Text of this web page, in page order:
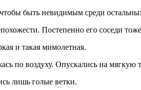
чтобы быть невидимым среди
Постепенно его соседи
и такая мимолетная.
по воздуху. Опускались на мягкую
лишь голые ветки.